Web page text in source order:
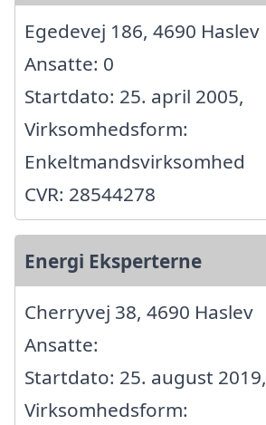
Egedevej 186, 4690 Haslev
Ansatte: 0
Startdato: 25. april 2005,
Virksomhedsform:
Enkeltmandsvirksomhed
CVR: 28544278
Energi Eksperterne
Cherryvej 38, 4690 Haslev
Ansatte:
Startdato: 25. august 2019,
Virksomhedsform: